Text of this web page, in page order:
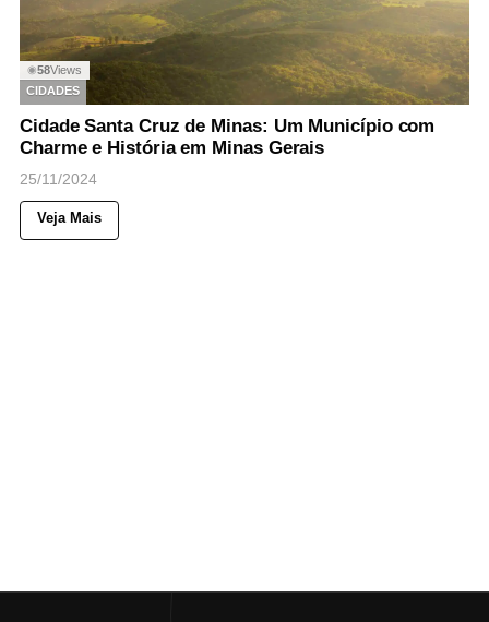
◉58Views
CIDADES
Cidade Santa Cruz de Minas: Um Município com
Charme e História em Minas Gerais
25/11/2024
Veja Mais